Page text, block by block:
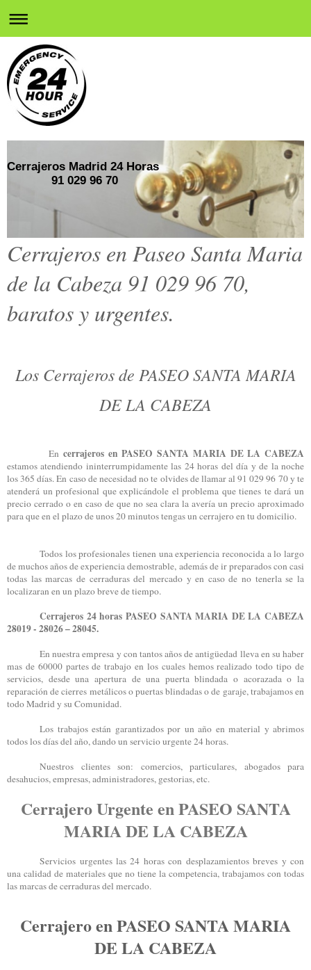
Cerrajeros Madrid 24 Horas
91 029 96 70
Cerrajeros en Paseo Santa Maria
de la Cabeza 91 029 96 70,
baratos y urgentes.
Los Cerrajeros de PASEO SANTA MARIA
DE LA CABEZA
En cerrajeros en PASEO SANTA MARIA DE LA CABEZA
estamos atendiendo ininterrumpidamente las 24 horas del día y de la noche
los 365 días. En caso de necesidad no te olvides de llamar al 91 029 96 70 y te
atenderá un profesional que explicándole el problema que tienes te dará un
precio cerrado o en caso de que no sea clara la avería un precio aproximado
para que en el plazo de unos 20 minutos tengas un cerrajero en tu domicilio.
Todos los profesionales tienen una experiencia reconocida a lo largo
de muchos años de experiencia demostrable, además de ir preparados con casi
todas las marcas de cerraduras del mercado y en caso de no tenerla se la
localizaran en un plazo breve de tiempo.
Cerrajeros 24 horas PASEO SANTA MARIA DE LA CABEZA
28019 - 28026 – 28045.
En nuestra empresa y con tantos años de antigüedad lleva en su haber
mas de 60000 partes de trabajo en los cuales hemos realizado todo tipo de
servicios, desde una apertura de una puerta blindada o acorazada o la
reparación de cierres metálicos o puertas blindadas o de garaje, trabajamos en
todo Madrid y su Comunidad.
Los trabajos están garantizados por un año en material y abrimos
todos los días del año, dando un servicio urgente 24 horas.
Nuestros clientes son: comercios, particulares, abogados para
desahucios, empresas, administradores, gestorias, etc.
Cerrajero Urgente en PASEO SANTA
MARIA DE LA CABEZA
Servicios urgentes las 24 horas con desplazamientos breves y con
una calidad de materiales que no tiene la competencia, trabajamos con todas
las marcas de cerraduras del mercado.
Cerrajero en PASEO SANTA MARIA
DE LA CABEZA